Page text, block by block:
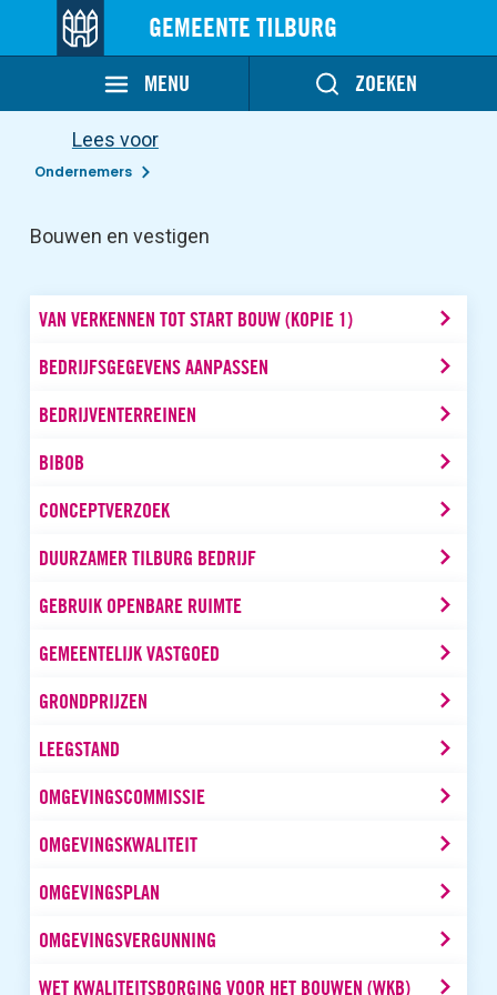
GEMEENTE TILBURG
MENU ZOEKEN
Ondernemers
Lees voor
Bouwen en vestigen
VAN VERKENNEN TOT START BOUW (KOPIE 1)
BEDRIJFSGEGEVENS AANPASSEN
BEDRIJVENTERREINEN
BIBOB
CONCEPTVERZOEK
DUURZAMER TILBURG BEDRIJF
GEBRUIK OPENBARE RUIMTE
GEMEENTELIJK VASTGOED
GRONDPRIJZEN
LEEGSTAND
OMGEVINGSCOMMISSIE
OMGEVINGSKWALITEIT
OMGEVINGSPLAN
OMGEVINGSVERGUNNING
WET KWALITEITSBORGING VOOR HET BOUWEN (WKB)